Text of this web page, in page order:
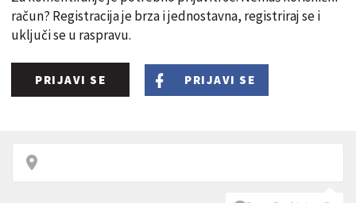
račun? Registracija je brza i jednostavna, registriraj se i
uključi se u raspravu.
PRIJAVI SE PRIJAVI SE